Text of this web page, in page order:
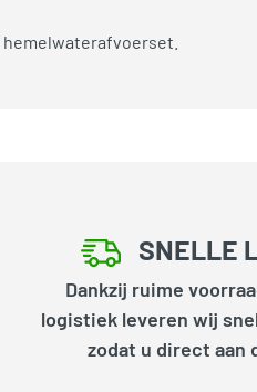
SNELLE
Dankzij ruime
logistiek leveren wij
zodat u direct aan